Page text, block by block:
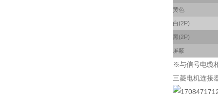
黄色
白(2P)
黑(2P)
屏蔽
※与信号电缆
三菱电机连接